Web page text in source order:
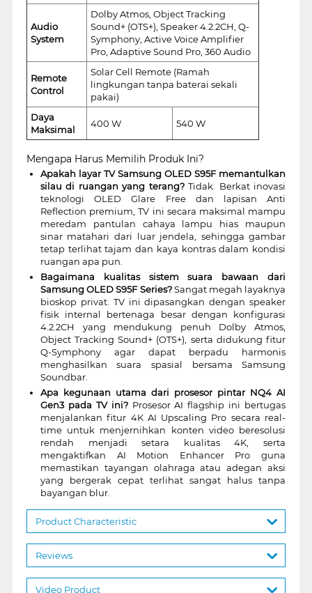
Audio
System
Dolby Atmos, Object Tracking
Sound+ (OTS+), Speaker 4.2.2CH, Q-
Symphony, Active Voice Amplifier
Pro, Adaptive Sound Pro, 360 Audio
Remote
Control
Solar Cell Remote (Ramah
lingkungan tanpa baterai sekali
pakai)
Daya
Maksimal
400 W 540 W
Mengapa Harus Memilih Produk Ini?
Apakah layar TV Samsung OLED S95F memantulkan
silau di ruangan yang terang?Tidak. Berkat inovasi
teknologi OLED Glare Free dan lapisan Anti
Reflection premium, TV ini secara maksimal mampu
meredam pantulan cahaya lampu hias maupun
sinar matahari dari luar jendela, sehingga gambar
tetap terlihat tajam dan kaya kontras dalam kondisi
ruangan apa pun.
Bagaimana kualitas sistem suara bawaan dari
Samsung OLED S95F Series?Sangat megah layaknya
bioskop privat. TV ini dipasangkan dengan speaker
fisik internal bertenaga besar dengan konfigurasi
4.2.2CH yang mendukung penuh Dolby Atmos,
Object Tracking Sound+ (OTS+), serta didukung fitur
Q-Symphony agar dapat berpadu harmonis
menghasilkan suara spasial bersama Samsung
Soundbar.
Apa kegunaan utama dari prosesor pintar NQ4 AI
Gen3 pada TV ini?Prosesor AI flagship ini bertugas
menjalankan fitur 4K AI Upscaling Pro secara real-
time untuk menjernihkan konten video beresolusi
rendah menjadi setara kualitas 4K, serta
mengaktifkan AI Motion Enhancer Pro guna
memastikan tayangan olahraga atau adegan aksi
yang bergerak cepat terlihat sangat halus tanpa
bayangan blur.
Product Characteristic
Reviews
Video Product